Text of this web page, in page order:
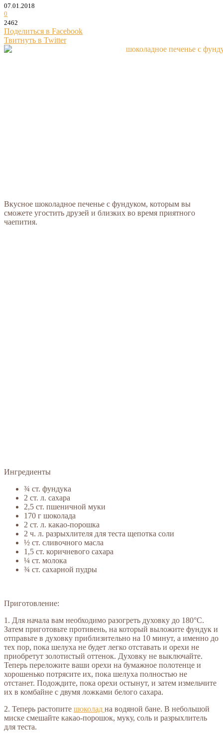
07.01.2018
0
2462
Поделиться в Facebook
Твитнуть в Twitter
Вкусное шоколадное печенье с фундуком, которым вы
сможете угостить друзей и близких во время приятного
чаепития.
Ингредиенты
¾ ст. фундука
2 ст. л. сахара
2,5 ст. пшеничной муки
170 г шоколада
2 ст. л. какао-порошка
2 ч. л. разрыхлителя для теста щепотка соли
½ ст. сливочного масла
1,5 ст. коричневого сахара
¼ ст. молока
¾ ст. сахарной пудры
Приготовление:
1. Для начала вам необходимо разогреть духовку до 180°C.
Затем приготовьте противень, на который выложите фундук и
отправьте в духовку приблизительно на 10 минут, а именно до
тех пор, пока шелуха не будет легко отставать и орехи не
приобретут золотистый оттенок. Духовку не выключайте.
Теперь переложите ваши орехи на бумажное полотенце и
хорошенько потрясите их, пока шелуха полностью не
отстанет. Подождите, пока орехи остынут, и затем измельчите
их в комбайне с двумя ложками белого сахара.
2. Теперь растопите шоколад на водяной бане. В небольшой
миске смешайте какао-порошок, муку, соль и разрыхлитель
для теста.